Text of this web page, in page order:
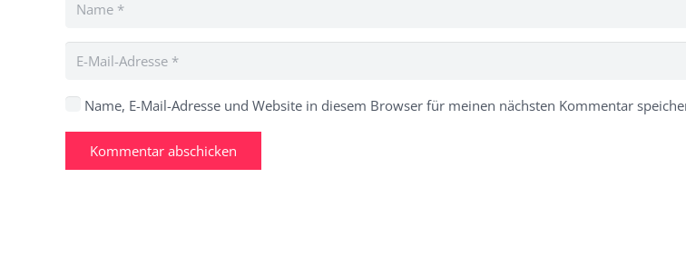
Name, E-Mail-Adresse und Website in diesem Browser für meinen nächsten Kommentar
Kommentar abschicken